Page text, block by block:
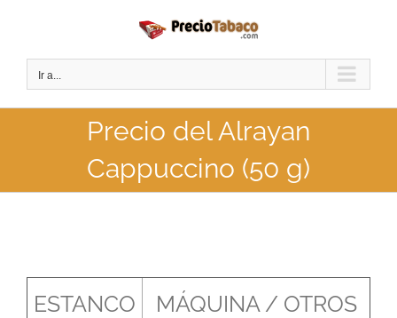
contenido
Ir a...
Precio del Alrayan
Cappuccino (50 g)
ESTANCO MÁQUINA / OTROS